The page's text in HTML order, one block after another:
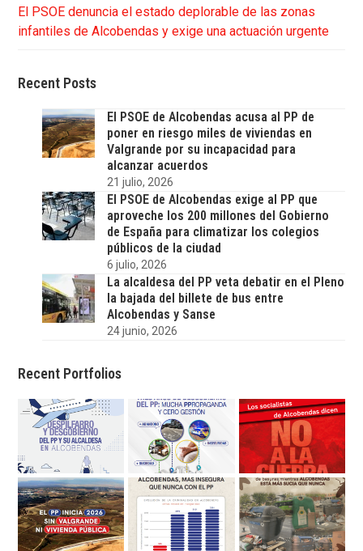
El PSOE denuncia el estado deplorable de las zonas
infantiles de Alcobendas y exige una actuación urgente
Recent Posts
El PSOE de Alcobendas acusa al PP de
poner en riesgo miles de viviendas en
Valgrande por su incapacidad para
alcanzar acuerdos
21 julio, 2026
El PSOE de Alcobendas exige al PP que
aproveche los 200 millones del Gobierno
de España para climatizar los colegios
públicos de la ciudad
6 julio, 2026
La alcaldesa del PP veta debatir en el Pleno
la bajada del billete de bus entre
Alcobendas y Sanse
24 junio, 2026
Recent Portfolios